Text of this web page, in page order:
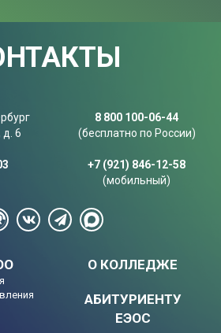
6
8 800 100-06-44
(бесплатно по России)
+7 (921) 846-12-58
(мобильный)
О КОЛЛЕДЖЕ
АБИТУРИЕНТУ
ЕЭОС